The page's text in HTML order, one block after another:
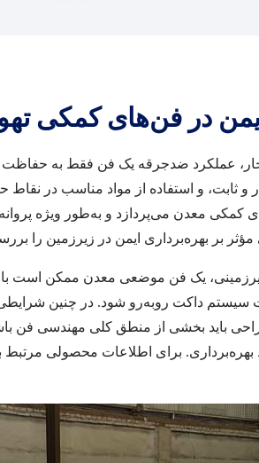
در فن‌های کمکی
عملکرد ضدجرقه یک فن فقط به
و ثابت، و استفاده از مواد مناسب در
کمکی معدن می‌پردازد و به‌طور ویژه
بر بهره‌برداری ایمن در زیرزمین را
یک فن موضعی معدن ممکن است
سیستم داکت روبه‌رو شود. در چنین
باید بخشی از منطق کلی مهندسی فن
برای اطلاعات محصولی مرتبط